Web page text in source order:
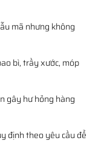
mã nhưng không
bì, trầy xước, móp
gây hư hỏng hàng
định theo yêu cầu để